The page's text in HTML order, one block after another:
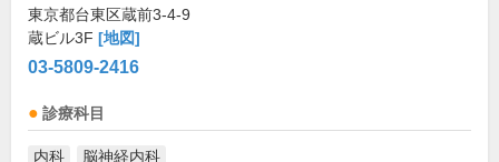
東京都台東区蔵前3-4-9
蔵ビル3F [地図]
03-5809-2416
診療科目
内科 脳神経内科